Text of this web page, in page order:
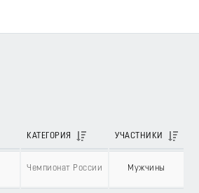
КАТЕГОРИЯ УЧАСТНИКИ
Чемпионат России Мужчины